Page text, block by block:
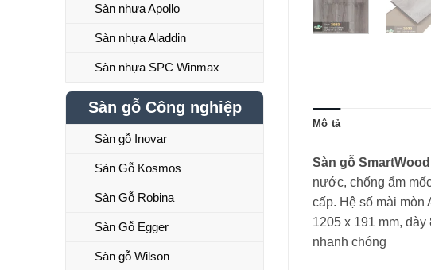
Sàn nhựa Apollo
Sàn nhựa Aladdin
Sàn nhựa SPC Winmax
Sàn gỗ Công nghiệp
Sàn gỗ Inovar
Sàn Gỗ Kosmos
Sàn Gỗ Robina
Sàn Gỗ Egger
Sàn gỗ Wilson
Mô tả
Sàn gỗ
nước, chống ẩm
cấp. Hệ số mài mòn
1205 x 191 mm,
nhanh chóng